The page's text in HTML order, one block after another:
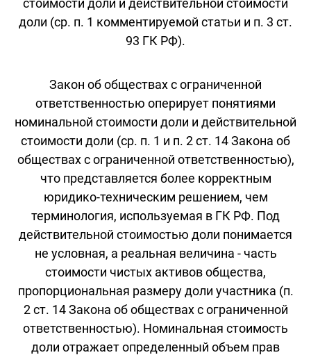
стоимости доли и действительной стоимости
доли (ср. п. 1 комментируемой статьи и п. 3 ст.
93 ГК РФ).
Закон об обществах с ограниченной
ответственностью оперирует понятиями
номинальной стоимости доли и действительной
стоимости доли (ср. п. 1 и п. 2 ст. 14 Закона об
обществах с ограниченной ответственностью),
что представляется более корректным
юридико-техническим решением, чем
терминология, используемая в ГК РФ. Под
действительной стоимостью доли понимается
не условная, а реальная величина - часть
стоимости чистых активов общества,
пропорциональная размеру доли участника (п.
2 ст. 14 Закона об обществах с ограниченной
ответственностью). Номинальная стоимость
доли отражает определенный объем прав